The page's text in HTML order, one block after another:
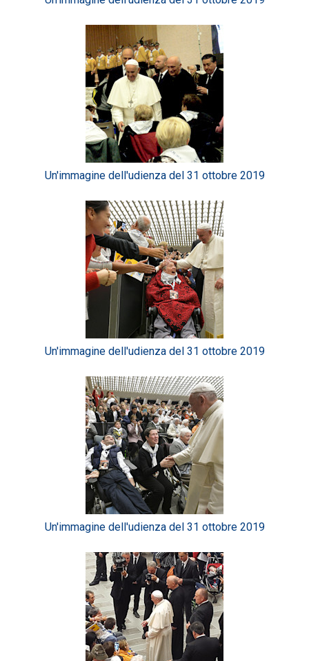
Un'immagine dell'udienza del 31 ottobre 2019
Un'immagine dell'udienza del 31 ottobre 2019
Un'immagine dell'udienza del 31 ottobre 2019